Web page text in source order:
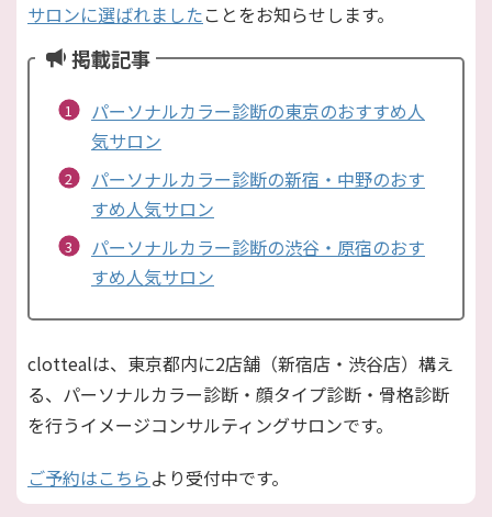
サロンに選ばれましたことをお知らせします。
掲載記事
パーソナルカラー診断の東京のおすすめ人
気サロン
パーソナルカラー診断の新宿・中野のおす
すめ人気サロン
パーソナルカラー診断の渋谷・原宿のおす
すめ人気サロン
clottealは、東京都内に2店舗（新宿店・渋谷店）構え
る、パーソナルカラー診断・顔タイプ診断・骨格診断
を行うイメージコンサルティングサロンです。
ご予約はこちらより受付中です。